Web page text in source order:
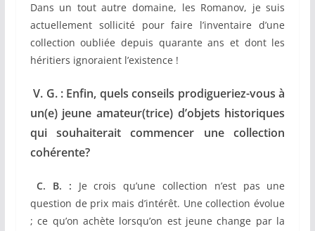
Dans un tout autre domaine, les Romanov, je suis
actuellement sollicité pour faire l’inventaire d’une
collection oubliée depuis quarante ans et dont les
héritiers ignoraient l’existence !
V. G. : Enfin, quels conseils prodigueriez-vous à
un(e) jeune amateur(trice) d’objets historiques
qui souhaiterait commencer une collection
cohérente?
C. B. : Je crois qu’une collection n’est pas une
question de prix mais d’intérêt. Une collection évolue
; ce qu’on achète lorsqu’on est jeune change par la